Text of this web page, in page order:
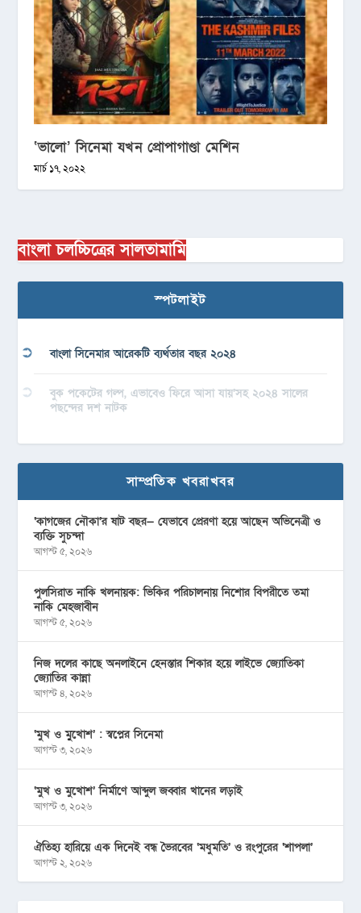
‘ভালো’ সিনেমা যখন প্রোপাগাণ্ডা মেশিন
মার্চ ১৭, ২০২২
বাংলা চলচ্চিত্রের সালতামামি
স্পটলাইট
বাংলা সিনেমার আরেকটি ব্যর্থতার বছর ২০২৪
বুক পকেটের গল্প, এভাবেও ফিরে আসা যায়’সহ ২০২৪ সালের
পছন্দের দশ নাটক
সাম্প্রতিক খবরাখবর
‘কাগজের নৌকা’র ষাট বছর— যেভাবে প্রেরণা হয়ে আছেন অভিনেত্রী ও
ব্যক্তি সুচন্দা
আগস্ট ৫, ২০২৬
পুলসিরাত নাকি খলনায়ক: ভিকির পরিচালনায় নিশোর বিপরীতে তমা
নাকি মেহজাবীন
আগস্ট ৫, ২০২৬
নিজ দলের কাছে অনলাইনে হেনস্তার শিকার হয়ে লাইভে জ্যোতিকা
জ্যোতির কান্না
আগস্ট ৪, ২০২৬
‘মুখ ও মু্খোশ’ : স্বপ্নের সিনেমা
আগস্ট ৩, ২০২৬
‘মুখ ও মুখোশ’ নির্মাণে আব্দুল জব্বার খানের লড়াই
আগস্ট ৩, ২০২৬
ঐতিহ্য হারিয়ে এক দিনেই বন্ধ ভৈরবের ‘মধুমতি’ ও রংপুরের ‘শাপলা’
আগস্ট ২, ২০২৬